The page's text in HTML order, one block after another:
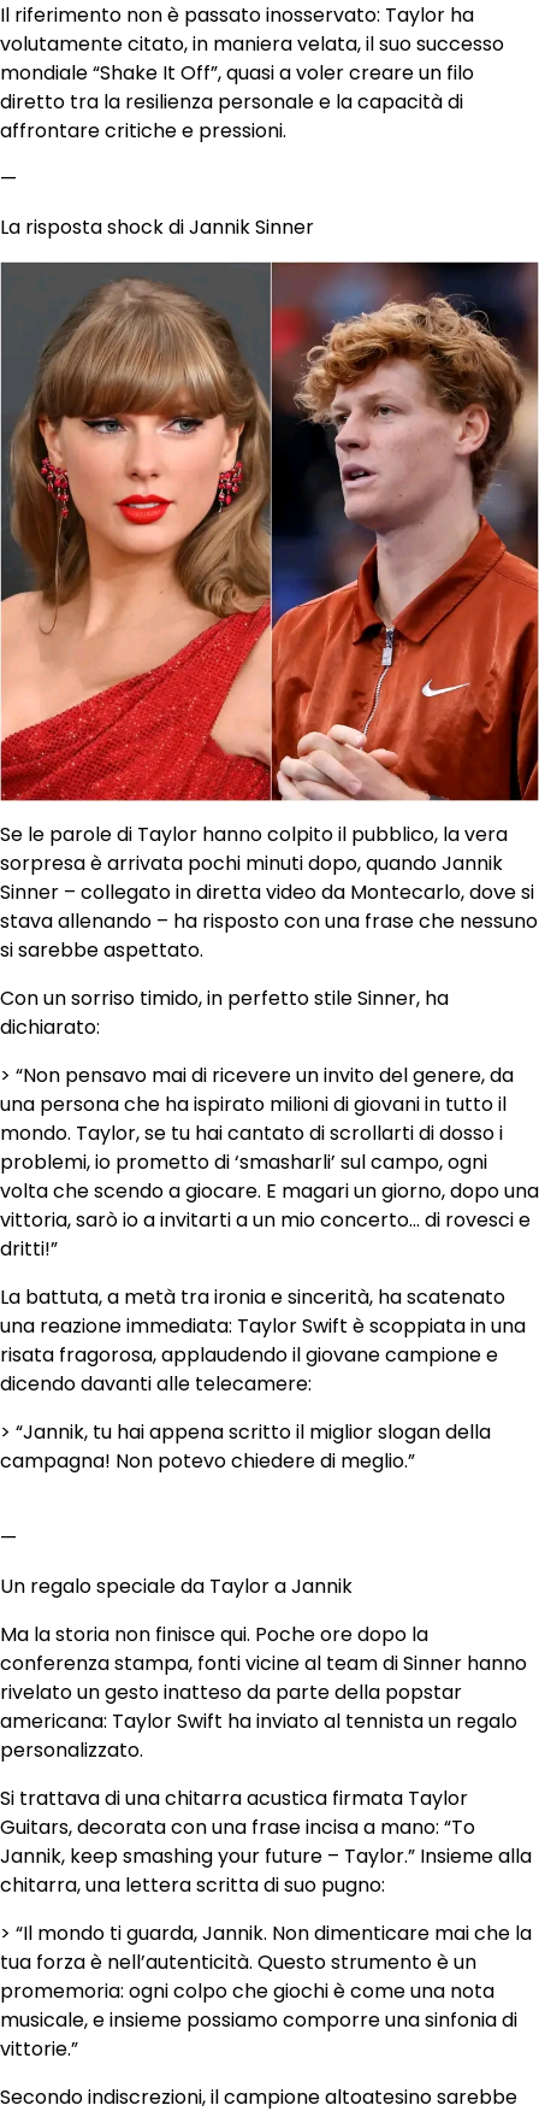
Il riferimento non è passato inosservato: Taylor ha
volutamente citato, in maniera velata, il suo successo
mondiale “Shake It Off”, quasi a voler creare un filo
diretto tra la resilienza personale e la capacità di
affrontare critiche e pressioni.
—
La risposta shock di Jannik Sinner
Se le parole di Taylor hanno colpito il pubblico, la vera
sorpresa è arrivata pochi minuti dopo, quando Jannik
Sinner – collegato in diretta video da Montecarlo, dove si
stava allenando – ha risposto con una frase che nessuno
si sarebbe aspettato.
Con un sorriso timido, in perfetto stile Sinner, ha
dichiarato:
> “Non pensavo mai di ricevere un invito del genere, da
una persona che ha ispirato milioni di giovani in tutto il
mondo. Taylor, se tu hai cantato di scrollarti di dosso i
problemi, io prometto di ‘smasharli’ sul campo, ogni
volta che scendo a giocare. E magari un giorno, dopo una
vittoria, sarò io a invitarti a un mio concerto… di rovesci e
dritti!”
La battuta, a metà tra ironia e sincerità, ha scatenato
una reazione immediata: Taylor Swift è scoppiata in una
risata fragorosa, applaudendo il giovane campione e
dicendo davanti alle telecamere:
> “Jannik, tu hai appena scritto il miglior slogan della
campagna! Non potevo chiedere di meglio.”
—
Un regalo speciale da Taylor a Jannik
Ma la storia non finisce qui. Poche ore dopo la
conferenza stampa, fonti vicine al team di Sinner hanno
rivelato un gesto inatteso da parte della popstar
americana: Taylor Swift ha inviato al tennista un regalo
personalizzato.
Si trattava di una chitarra acustica firmata Taylor
Guitars, decorata con una frase incisa a mano: “To
Jannik, keep smashing your future – Taylor.” Insieme alla
chitarra, una lettera scritta di suo pugno:
> “Il mondo ti guarda, Jannik. Non dimenticare mai che la
tua forza è nell’autenticità. Questo strumento è un
promemoria: ogni colpo che giochi è come una nota
musicale, e insieme possiamo comporre una sinfonia di
vittorie.”
Secondo indiscrezioni, il campione altoatesino sarebbe